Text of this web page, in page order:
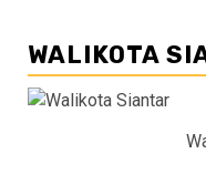
WALIKOTA